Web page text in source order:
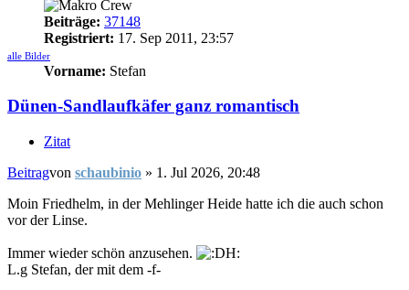
Beiträge: 37148
Registriert: 17. Sep 2011, 23:57
alle Bilder
Vorname: Stefan
Dünen-Sandlaufkäfer ganz romantisch
Zitat
Beitragvon schaubinio » 1. Jul 2026, 20:48
Moin Friedhelm, in der Mehlinger Heide hatte ich die auch schon
vor der Linse.
Immer wieder schön anzusehen.
L.g Stefan, der mit dem -f-